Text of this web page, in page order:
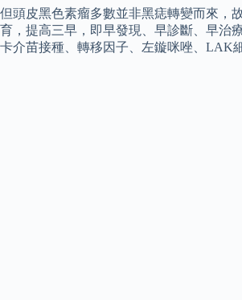
但頭皮黑色素瘤多數並非黑痣轉變而來，
育，提高三早，即早發現、早診斷、早治
卡介苗接種、轉移因子、左鏇咪唑、LAK